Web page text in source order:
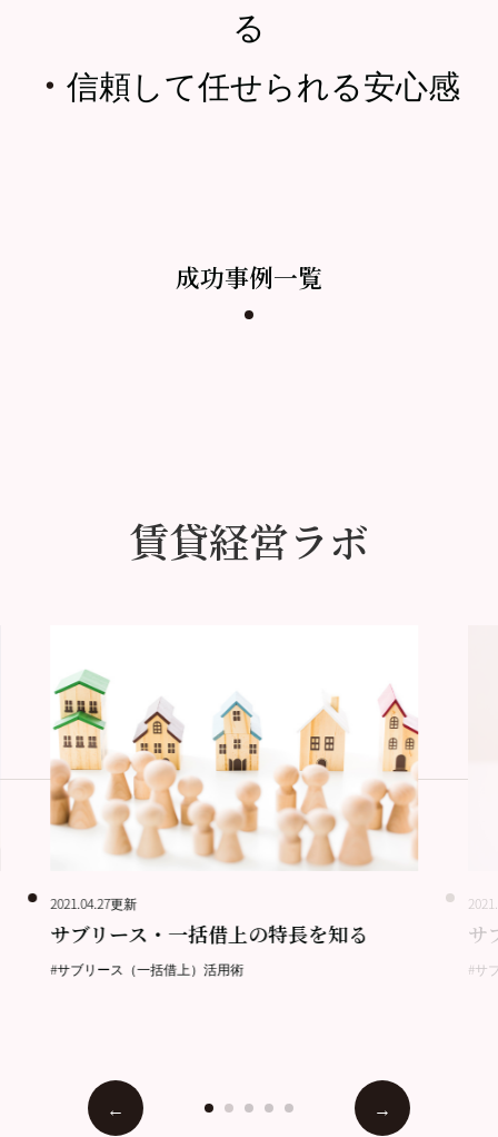
る
・ 信頼して任せられる安心感
成功事例一覧
賃貸経営ラボ
2021.04.27更新
サブリース・一括借上の特長を知る
#サブリース（一括借上）活用術
サ
#サ